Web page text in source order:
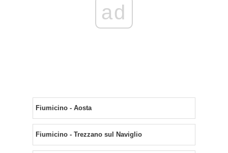
ad
Fiumicino - Aosta
Fiumicino - Trezzano sul Naviglio